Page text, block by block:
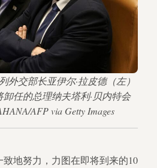
外交部长亚伊尔·拉皮德（左）
任的总理纳夫塔利·贝内特会
AFP via Getty Images
地努力，力图在即将到来的10